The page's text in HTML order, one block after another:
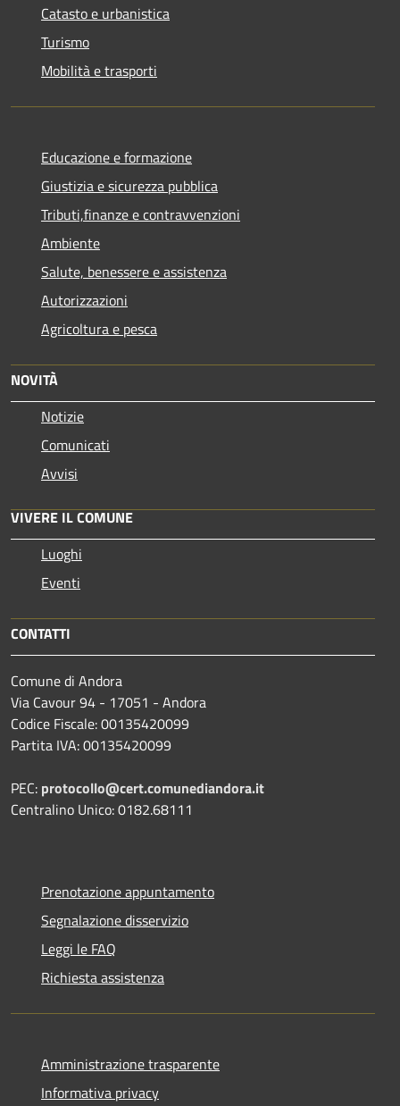
Catasto e urbanistica
Turismo
Mobilità e trasporti
Educazione e formazione
Giustizia e sicurezza pubblica
Tributi,finanze e contravvenzioni
Ambiente
Salute, benessere e assistenza
Autorizzazioni
Agricoltura e pesca
NOVITÀ
Notizie
Comunicati
Avvisi
VIVERE IL COMUNE
Luoghi
Eventi
CONTATTI
Comune di Andora
Via Cavour 94 - 17051 - Andora
Codice Fiscale: 00135420099
Partita IVA: 00135420099
PEC: protocollo@cert.comunediandora.it
Centralino Unico: 0182.68111
Prenotazione appuntamento
Segnalazione disservizio
Leggi le FAQ
Richiesta assistenza
Amministrazione trasparente
Informativa privacy